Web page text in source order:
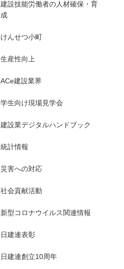
建設技能労働者の人材確保・育
成
けんせつ小町
生産性向上
ACe建設業界
学生向け現場見学会
建設業デジタルハンドブック
統計情報
災害への対応
社会貢献活動
新型コロナウイルス関連情報
日建連表彰
日建連創立10周年